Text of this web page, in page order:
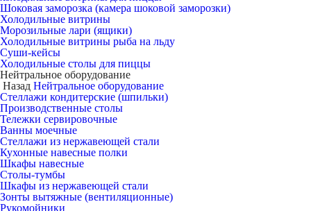
Шоковая заморозка (камера шоковой заморозки)
Холодильные витрины
Морозильные лари (ящики)
Холодильные витрины рыба на льду
Суши-кейсы
Холодильные столы для пиццы
Нейтральное оборудование
Назад Нейтральное оборудование
Стеллажи кондитерские (шпильки)
Производственные столы
Тележки сервировочные
Ванны моечные
Стеллажи из нержавеющей стали
Кухонные навесные полки
Шкафы навесные
Столы-тумбы
Шкафы из нержавеющей стали
Зонты вытяжные (вентиляционные)
Рукомойники